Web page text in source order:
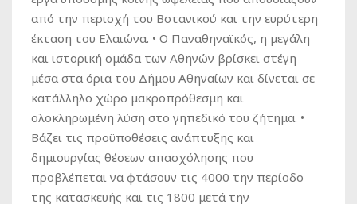
από την περιοχή του Βοτανικού και την ευρύτερη
έκταση του Ελαιώνα. • Ο Παναθηναϊκός, η μεγάλη
και ιστορική ομάδα των Αθηνών βρίσκει στέγη
μέσα στα όρια του Δήμου Αθηναίων και δίνεται σε
κατάλληλο χώρο μακροπρόθεσμη και
ολοκληρωμένη λύση στο γηπεδικό του ζήτημα. •
Βάζει τις προϋποθέσεις ανάπτυξης και
δημιουργίας θέσεων απασχόλησης που
προβλέπεται να φτάσουν τις 4000 την περίοδο
της κατασκευής και τις 1800 μετά την